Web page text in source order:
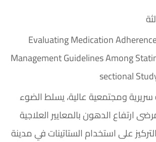
Evaluating Medication
Management Guidelines Among
sectional
ومجتمعية عالية، يسلط الضوء
ارتفاع الدهون بالمعايير العلاجية
على استخدام الستاتينات في مدينة